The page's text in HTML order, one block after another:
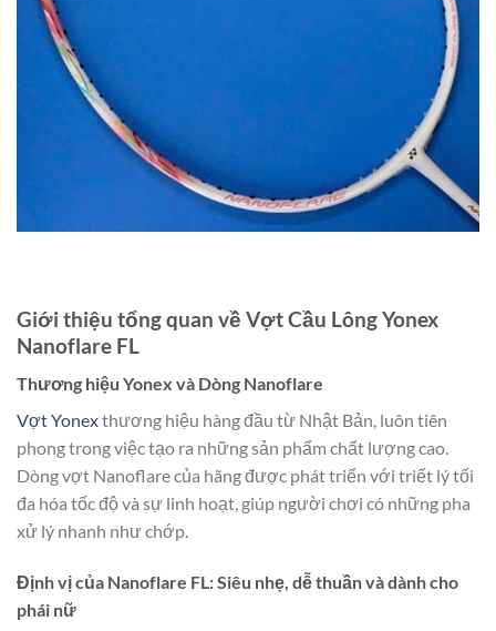
Giới thiệu tổng quan về Vợt Cầu Lông Yonex
Nanoflare FL
Thương hiệu Yonex và Dòng Nanoflare
Vợt Yonexthương hiệu hàng đầu từ Nhật Bản, luôn tiên
phong trong việc tạo ra những sản phẩm chất lượng cao.
Dòng vợt Nanoflare của hãng được phát triển với triết lý tối
đa hóa tốc độ và sự linh hoạt, giúp người chơi có những pha
xử lý nhanh như chớp.
Định vị của Nanoflare FL: Siêu nhẹ, dễ thuần và dành cho
phái nữ